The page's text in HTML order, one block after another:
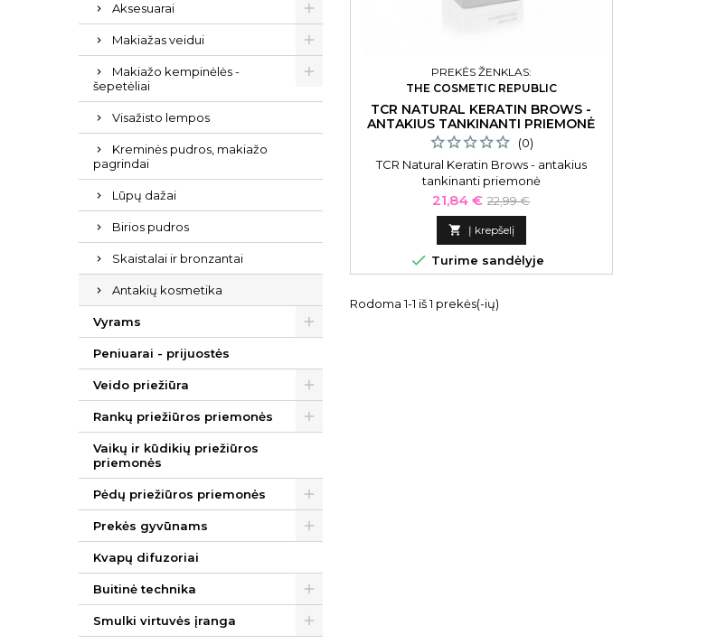
Aksesuarai
Makiažas veidui
Makiažo kempinėlės -
šepetėliai
Visažisto lempos
Kreminės pudros, makiažo
pagrindai
Lūpų dažai
Birios pudros
Skaistalai ir bronzantai
Antakių kosmetika
Vyrams
Peniuarai - prijuostės
Veido priežiūra
Rankų priežiūros priemonės
Vaikų ir kūdikių priežiūros
priemonės
Pėdų priežiūros priemonės
Prekės gyvūnams
Kvapų difuzoriai
Buitinė technika
Smulki virtuvės įranga
PREKĖS ŽENKLAS:
THE COSMETIC REPUBLIC
TCR NATURAL KERATIN BROWS -
ANTAKIUS TANKINANTI PRIEMONĖ
(0)
TCR Natural Keratin Brows - antakius
tankinanti priemonė
Kaina
21,84 € Bazinė
kaina
22,99 €
 Į krepšelį
 Turime sandėlyje
Rodoma 1-1 iš 1 prekės(-ių)